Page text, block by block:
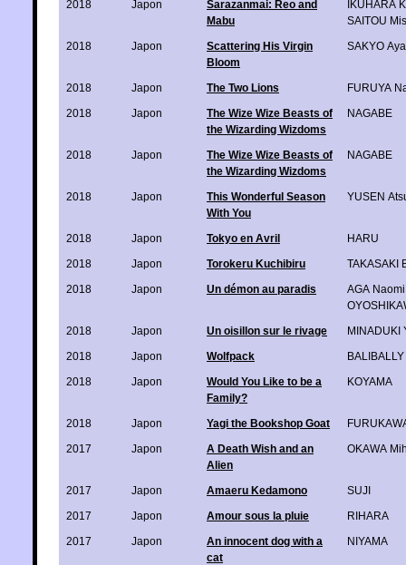
2018
Japon
Sarazanmai: Reo and
Mabu
IKUHARA
SAITOU
2018
Japon
Scattering His Virgin
Bloom
SAKYO Aya
2018 Japon The Two Lions
FURUYA
2018
Japon
The Wize Wize Beasts of
the Wizarding Wizdoms
NAGABE
2018 Japon
The Wize Wize Beasts of
the Wizarding Wizdoms
NAGABE
2018 Japon
This Wonderful Season
With You
YUSEN
2018 Japon Tokyo en Avril
HARU
2018
Japon Torokeru Kuchibiru
TAKASAKI
2018
Japon Un démon au paradis AGA Naomi
2018
Japon Un oisillon sur le rivage
MINADUKI
2018
Japon Wolfpack
2018
Japon
Would You Like to be a
Family?
KOYAMA
2018 Japon Yagi the Bookshop Goat
2017
Japon
A Death Wish and an
Alien
OKAWA
2017 Japon Amaeru Kedamono
SUJI
2017
Japon Amour sous la pluie
RIHARA
2017
Japon
An innocent dog with a
cat
NIYAMA